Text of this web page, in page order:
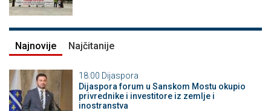
Najnovije Najčitanije
18:00 Dijaspora
Dijaspora forum u Sanskom Mostu okupio
privrednike i investitore iz zemlje i
inostranstva